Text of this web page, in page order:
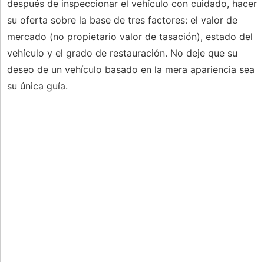
después de inspeccionar el vehículo con cuidado, hacer
su oferta sobre la base de tres factores: el valor de
mercado (no propietario valor de tasación), estado del
vehículo y el grado de restauración. No deje que su
deseo de un vehículo basado en la mera apariencia sea
su única guía.